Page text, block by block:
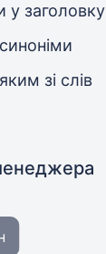
у заголовку
зі слів